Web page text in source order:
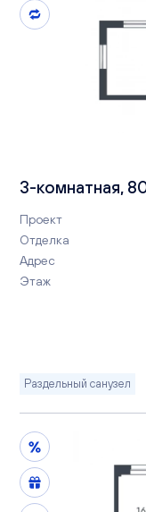
3-комнатная,
Проект
Отделка
Адрес
Этаж
Раздельный санузел